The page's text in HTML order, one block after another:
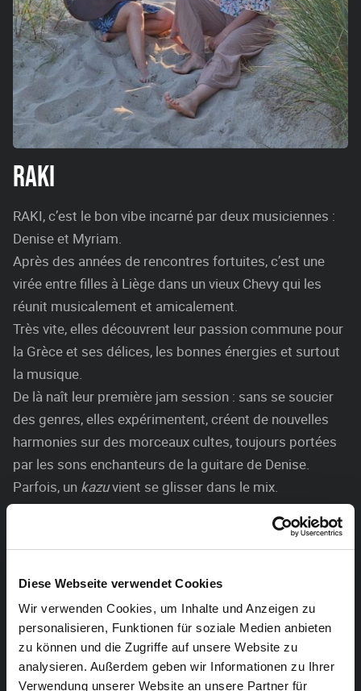
Diese Webseite verwendet Cookies
Wir verwenden Cookies, um Inhalte und Anzeigen zu
personalisieren, Funktionen für soziale Medien anbieten
zu können und die Zugriffe auf unsere Website zu
analysieren. Außerdem geben wir Informationen zu Ihrer
Verwendung unserer Website an unsere Partner für
RAKI
RAKI, c’est le bon vibe incarné par deux musiciennes :
Denise et Myriam.
Après des années de rencontres fortuites, c’est une
virée entre filles à Liège dans un vieux Chevy qui les
réunit musicalement et amicalement.
Très vite, elles découvrent leur passion commune pour
la Grèce et ses délices, les bonnes énergies et surtout
la musique.
De là naît leur première jam session : sans se soucier
des genres, elles expérimentent, créent de nouvelles
harmonies sur des morceaux cultes, toujours portées
par les sons enchanteurs de la guitare de Denise.
Parfois, un kazuvient se glisser dans le mix.
Mais ce sont surtout leurs deux voix – claire et sombre,
blonde et brune – qui se complètent merveilleusement
et fusionnent en unvibeunique, évoquant de doux
souvenirs et transportant le public dans un autre
temps.
Nous sommes RAKI.